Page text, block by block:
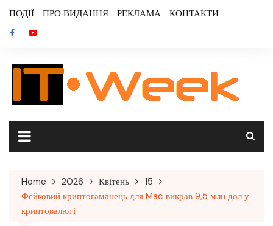
content
ПОДІЇ ПРО ВИДАННЯ РЕКЛАМА КОНТАКТИ
Home 2026 Квітень
15
Фейковий криптогаманець для Mac викрав 9,5 млн дол у
криптовалюті